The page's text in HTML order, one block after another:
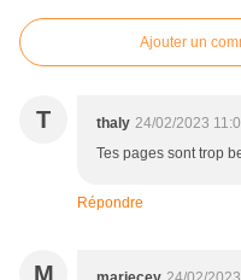
Ajouter un
T thaly 24/02/2023
Tes pages sont trop
Répondre
M